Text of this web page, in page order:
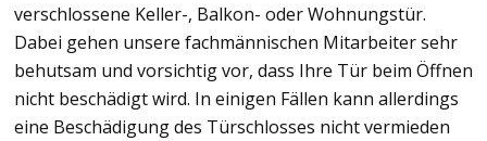
verschlossene Keller-, Balkon- oder Wohnungstür.
Dabei gehen unsere fachmännischen Mitarbeiter sehr
behutsam und vorsichtig vor, dass Ihre Tür beim Öffnen
nicht beschädigt wird. In einigen Fällen kann allerdings
eine Beschädigung des Türschlosses nicht vermieden